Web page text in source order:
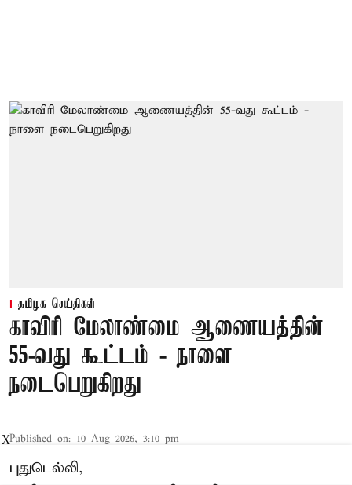
தமிழக செய்திகள்
காவிரி மேலாண்மை ஆணையத்தின்
55-வது கூட்டம் - நாளை
நடைபெறுகிறது
Published on: 10 Aug 2026, 3:10 pm
புதுடெல்லி,
X